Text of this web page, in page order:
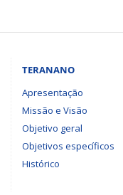
TERANANO
Apresentação
Missão e Visão
Objetivo geral
Objetivos específicos
Histórico